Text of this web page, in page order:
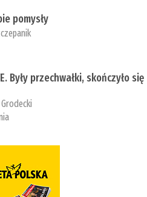
pomysły
Były przechwałki, skończyło się